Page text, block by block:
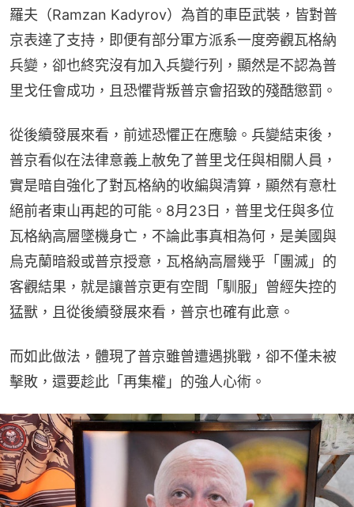
羅夫（Ramzan Kadyrov）為首的車臣武裝，皆對普
京表達了支持，即便有部分軍方派系一度旁觀瓦格納
兵變，卻也終究沒有加入兵變行列，顯然是不認為普
里戈任會成功，且恐懼背叛普京會招致的殘酷懲罰。
從後續發展來看，前述恐懼正在應驗。兵變結束後，
普京看似在法律意義上赦免了普里戈任與相關人員，
實是暗自強化了對瓦格納的收編與清算，顯然有意杜
絕前者東山再起的可能。8月23日，普里戈任與多位
瓦格納高層墜機身亡，不論此事真相為何，是美國與
烏克蘭暗殺或普京授意，瓦格納高層幾乎「團滅」的
客觀結果，就是讓普京更有空間「馴服」曾經失控的
猛獸，且從後續發展來看，普京也確有此意。
而如此做法，體現了普京雖曾遭遇挑戰，卻不僅未被
擊敗，還要趁此「再集權」的強人心術。